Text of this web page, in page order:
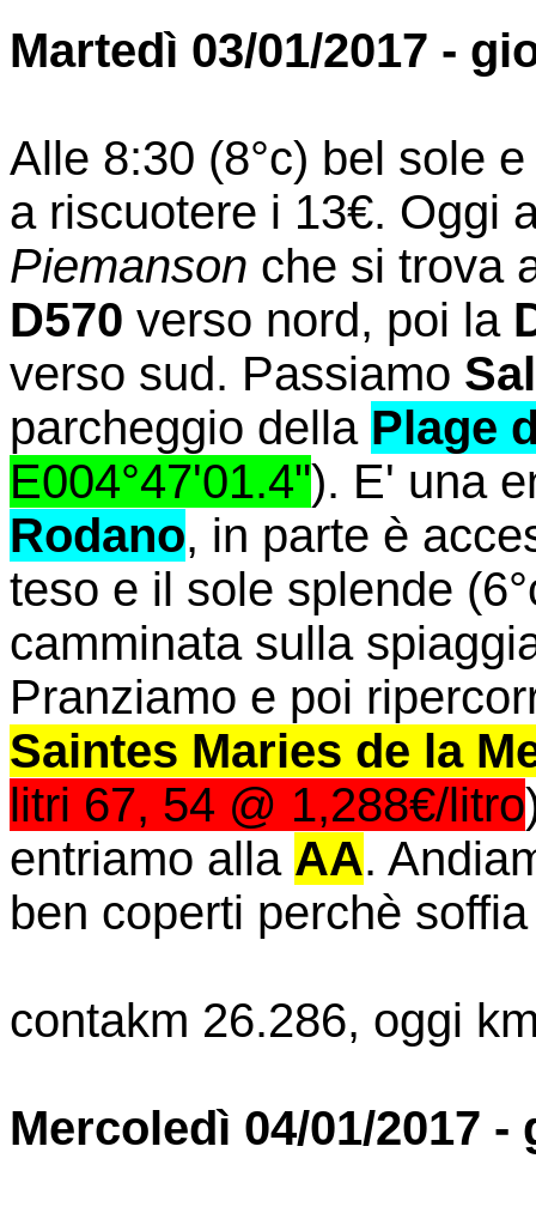
Martedì 03/01/2017 -
Alle 8:30 (8°c) bel sole
a riscuotere i 13€. Oggi
Piemanson che si trova
D570 verso nord, poi la
verso sud. Passiamo
parcheggio della Plage
E004°47'01.4"). E' una
Rodano, in parte è
teso e il sole splende
camminata sulla
Pranziamo e poi
Saintes Maries de la
litri 67, 54 @ 1,288€/litro
entriamo alla AA.
ben coperti perchè
contakm 26.286, oggi
Mercoledì 04/01/2017 -